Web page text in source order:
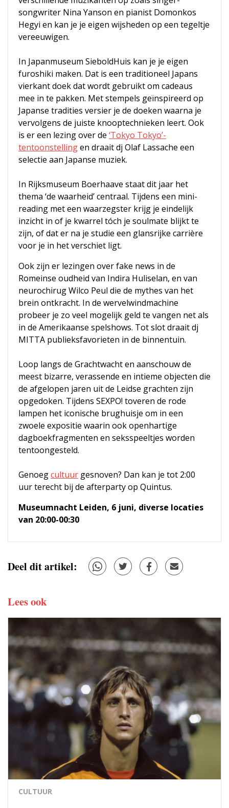
songwriter Nina Yanson en pianist Domonkos
Hegyi en kan je je eigen wijsheden op een tegeltje
vereeuwigen.
In Japanmuseum SieboldHuis kan je je eigen
furoshiki maken. Dat is een traditioneel Japans
vierkant doek dat wordt gebruikt om cadeaus
mee in te pakken. Met stempels geïnspireerd op
Japanse tradities versier je de doeken waarna je
vervolgens de juiste knooptechnieken leert. Ook
is er een lezing over de ‘Tokyo Tokyo’-
tentoonstellingen draait dj Olaf Lassache een
selectie aan Japanse muziek.
In Rijksmuseum Boerhaave staat dit jaar het
thema ‘de waarheid’ centraal. Tijdens een mini-
reading met een waarzegster krijg je eindelijk
inzicht in of je kwarrel tóch je soulmate blijkt te
zijn, of dat er na je studie een glansrijke carrière
voor je in het verschiet ligt.
Ook zijn er lezingen over fake news in de
Romeinse oudheid van Indira Huliselan, en van
neurochirug Wilco Peul die de mythes van het
brein ontkracht. In de wervelwindmachine
probeer je zo veel mogelijk geld te vangen net als
in de Amerikaanse spelshows. Tot slot draait dj
MITTA publieksfavorieten in de binnentuin.
Loop langs de Grachtwacht en aanschouw de
meest bizarre, verassende en intieme objecten die
de afgelopen jaren uit de Leidse grachten zijn
opgedoken. Tijdens SEXPO! toveren de rode
lampen het iconische brughuisje om in een
zwoele expositie waarin ook openhartige
dagboekfragmenten en seksspeeltjes worden
tentoongesteld.
Genoegcultuur gesnoven? Dan kan je tot 2:00
uur terecht bij de afterparty op Quintus.
Museumnacht Leiden, 6 juni, diverse locaties
van 20:00-00:30
Deel dit artikel:
Lees ook
CULTUUR